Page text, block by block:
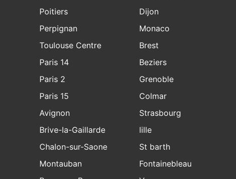
Poitiers
Perpignan
Toulouse Centre
Paris 14
Paris 2
Paris 15
Avignon
Dijon
Monaco
Brest
Beziers
Grenoble
Colmar
Strasbourg
Brive-la-Gaillarde
Chalon-sur-Saone
Montauban
lille
St barth
Fontainebleau